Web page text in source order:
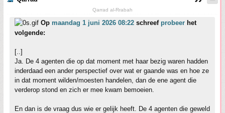
Qarrad al-Rrabah
Op maandag 1 juni 2026 08:22 schreef probeer het
volgende:
[..]
Ja. De 4 agenten die op dat moment met haar bezig waren hadden
inderdaad een ander perspectief over wat er gaande was en hoe ze
in dat moment wilden/moesten handelen, dan de ene agent die
verderop stond en zich er mee kwam bemoeien.
En dan is de vraag dus wie er gelijk heeft. De 4 agenten die geweld